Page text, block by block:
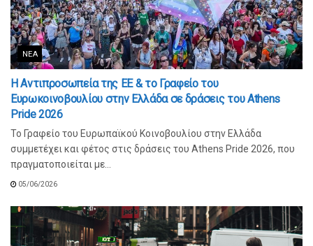
ΝΈΑ
Η Αντιπροσωπεία της ΕΕ & το Γραφείο του
Ευρωκοινοβουλίου στην Ελλάδα σε δράσεις του Athens
Pride 2026
Το Γραφείο του Ευρωπαϊκού Κοινοβουλίου στην Ελλάδα
συμμετέχει και φέτος στις δράσεις του Athens Pride 2026, που
πραγματοποιείται με...
05/06/2026